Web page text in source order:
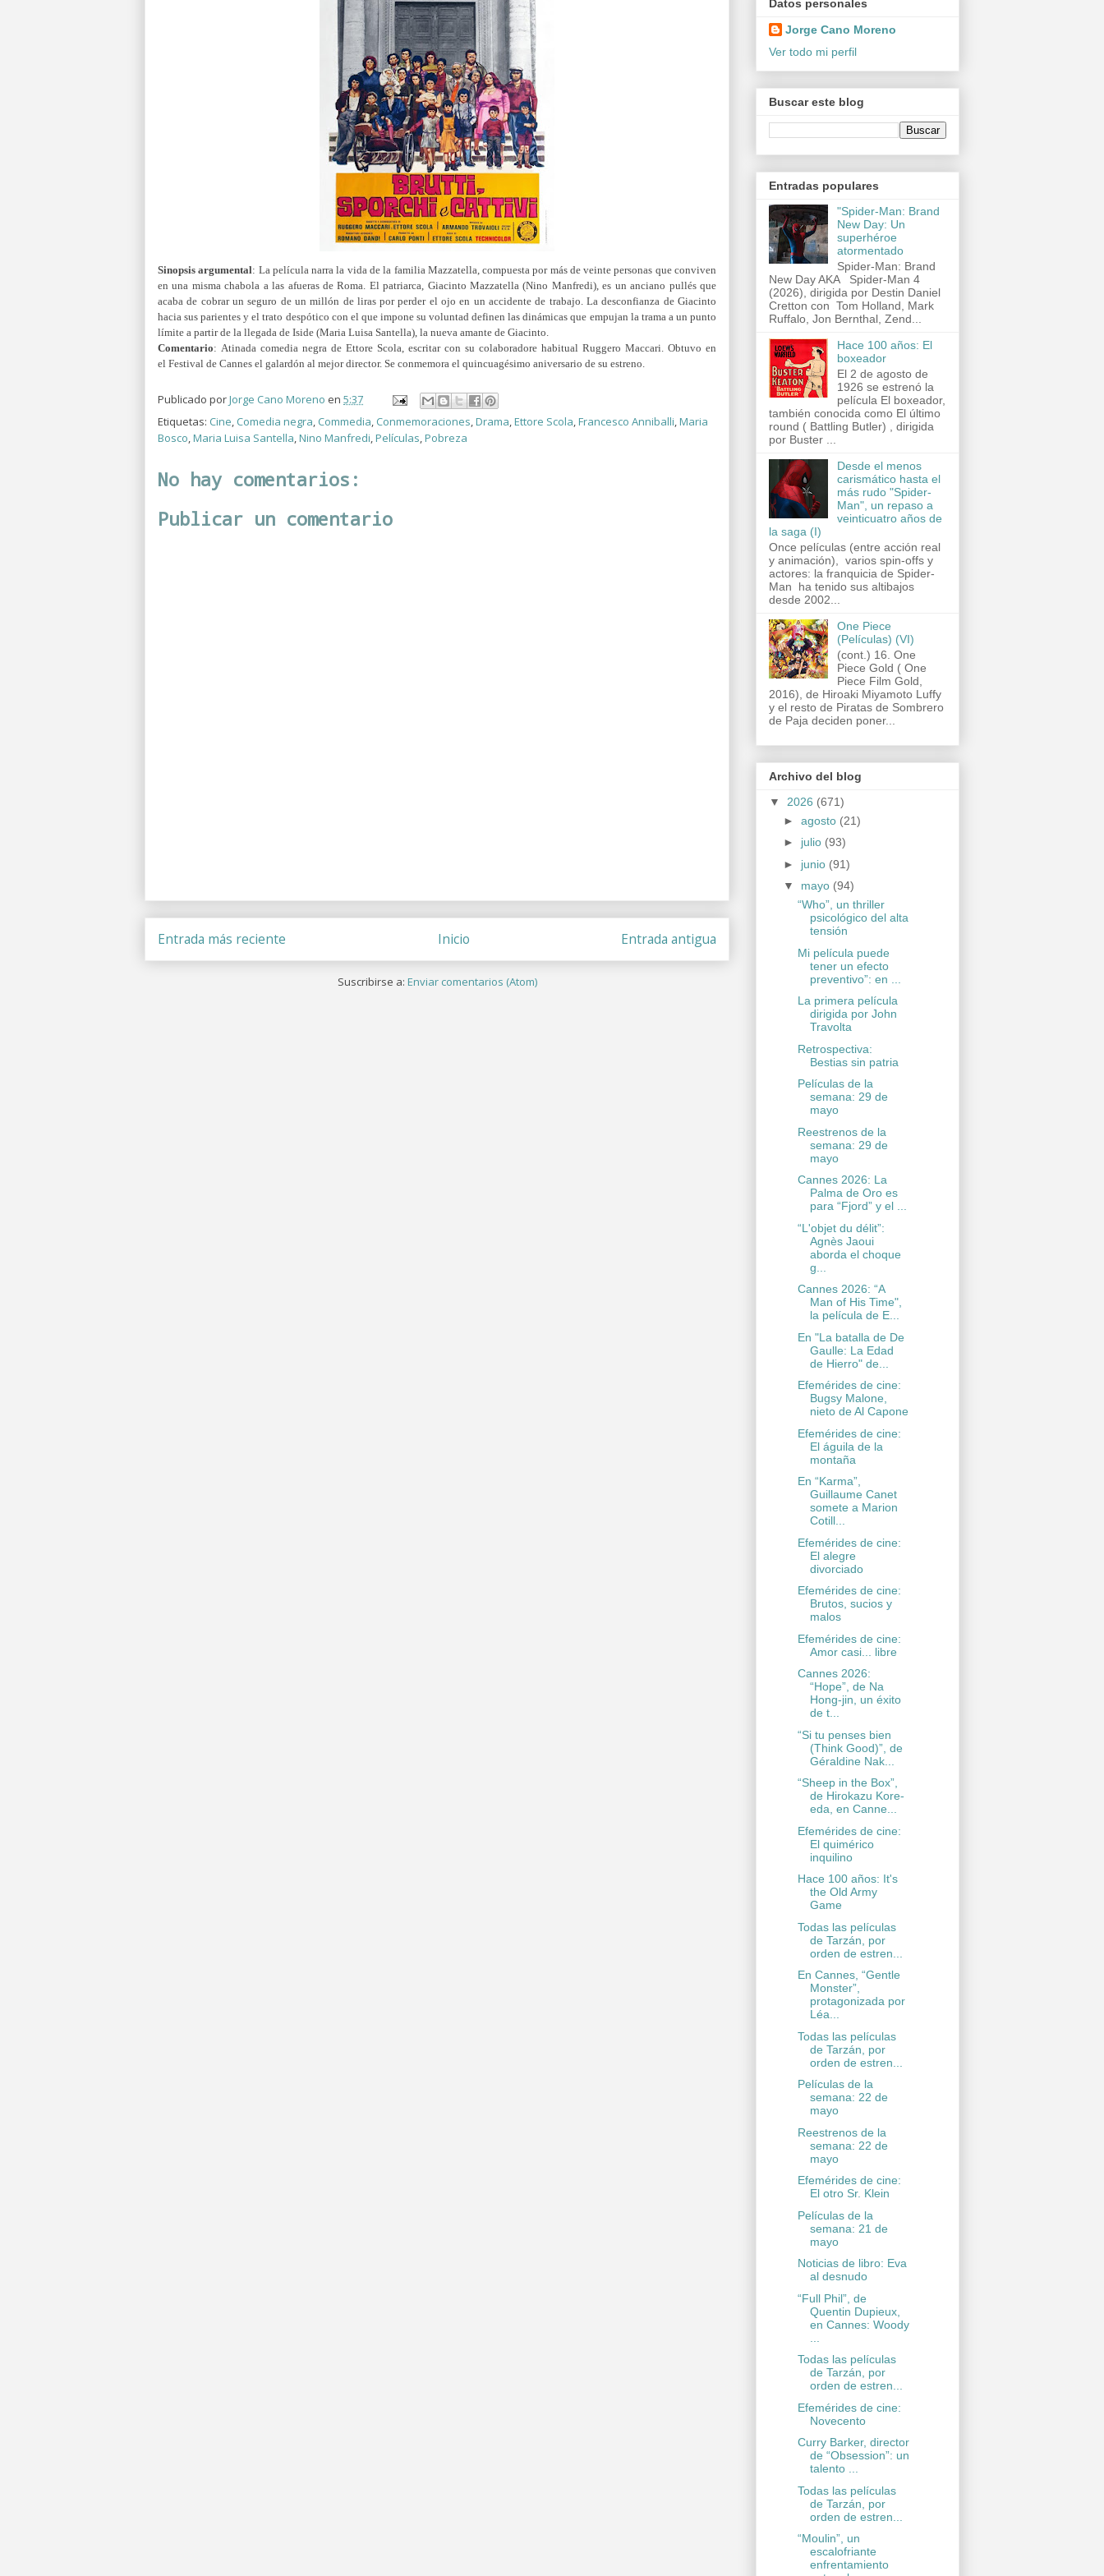
Sinopsis argumental: La película narra la vida de la familia Mazzatella, compuesta por más de veinte personas que conviven
en una misma chabola a las afueras de Roma. El patriarca, Giacinto Mazzatella (Nino Manfredi), es un anciano pullés que
acaba de cobrar un seguro de un millón de liras por perder el ojo en un accidente de trabajo. La desconfianza de Giacinto
hacia sus parientes y el trato despótico con el que impone su voluntad definen las dinámicas que empujan la trama a un punto
límite a partir de la llegada de Iside (Maria Luisa Santella), la nueva amante de Giacinto.
Comentario: Atinada comedia negra de Ettore Scola, escritar con su colaboradore habitual Ruggero Maccari. Obtuvo en
el Festival de Cannes el galardón al mejor director. Se conmemora el quincuagésimo aniversario de su estreno.
Publicado porJorge Cano Moreno en 5:37
Etiquetas: Cine, Comedia negra, Commedia, Conmemoraciones,Drama,Ettore Scola,Francesco Anniballi,Maria
Bosco,Maria Luisa Santella,Nino Manfredi,Películas,Pobreza
No hay comentarios:
Publicar un comentario
Entrada más reciente Entrada antigua
Inicio
Suscribirse a: Enviar comentarios (Atom)
Datos personales
Jorge Cano Moreno
Ver todo mi perfil
Buscar este blog
Entradas populares
"Spider-Man: Brand
New Day: Un
superhéroe
atormentado
Spider-Man: Brand
New Day AKA Spider-Man 4
(2026), dirigida por Destin Daniel
Cretton con Tom Holland, Mark
Ruffalo, Jon Bernthal, Zend...
Hace 100 años: El
boxeador
El 2 de agosto de
1926 se estrenó la
película El boxeador,
también conocida como El último
round ( Battling Butler) , dirigida
por Buster ...
Desde el menos
carismático hasta el
más rudo "Spider-
Man", un repaso a
veinticuatro años de
la saga (I)
Once películas (entre acción real
y animación), varios spin-offs y
actores: la franquicia de Spider-
Man ha tenido sus altibajos
desde 2002...
One Piece
(Películas) (VI)
(cont.) 16. One
Piece Gold ( One
Piece Film Gold,
2016), de Hiroaki Miyamoto Luffy
y el resto de Piratas de Sombrero
de Paja deciden poner...
Archivo del blog
▼ 2026 (671)
► agosto (21)
► julio (93)
► junio (91)
▼ mayo (94)
“Who”, un thriller
psicológico del alta
tensión
Mi película puede
tener un efecto
preventivo”: en ...
La primera película
dirigida por John
Travolta
Retrospectiva:
Bestias sin patria
Películas de la
semana: 29 de
mayo
Reestrenos de la
semana: 29 de
mayo
Cannes 2026: La
Palma de Oro es
para “Fjord” y el ...
“L'objet du délit”:
Agnès Jaoui
aborda el choque
g...
Cannes 2026: “A
Man of His Time",
la película de E...
En "La batalla de De
Gaulle: La Edad
de Hierro" de...
Efemérides de cine:
Bugsy Malone,
nieto de Al Capone
Efemérides de cine:
El águila de la
montaña
En “Karma”,
Guillaume Canet
somete a Marion
Cotill...
Efemérides de cine:
El alegre
divorciado
Efemérides de cine:
Brutos, sucios y
malos
Efemérides de cine:
Amor casi... libre
Cannes 2026:
“Hope”, de Na
Hong-jin, un éxito
de t...
“Si tu penses bien
(Think Good)”, de
Géraldine Nak...
“Sheep in the Box”,
de Hirokazu Kore-
eda, en Canne...
Efemérides de cine:
El quimérico
inquilino
Hace 100 años: It's
the Old Army
Game
Todas las películas
de Tarzán, por
orden de estren...
En Cannes, “Gentle
Monster”,
protagonizada por
Léa...
Todas las películas
de Tarzán, por
orden de estren...
Películas de la
semana: 22 de
mayo
Reestrenos de la
semana: 22 de
mayo
Efemérides de cine:
El otro Sr. Klein
Películas de la
semana: 21 de
mayo
Noticias de libro: Eva
al desnudo
“Full Phil”, de
Quentin Dupieux,
en Cannes: Woody
Todas las películas
de Tarzán, por
orden de estren...
Efemérides de cine:
Novecento
Curry Barker, director
de “Obsession”: un
talento ...
Todas las películas
de Tarzán, por
orden de estren...
“Moulin”, un
escalofriante
enfrentamiento